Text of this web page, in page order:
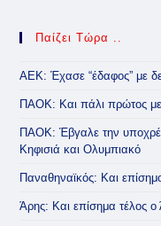
Παίζει Τώρα ..
ΑΕΚ: Έχασε “έδαφος” με
ΠΑΟΚ: Και πάλι πρώτος
ΠΑΟΚ: Έβγαλε την
Κηφισιά και Ολυμπιακό
Παναθηναϊκός: Και
Άρης: Και επίσημα τέλος